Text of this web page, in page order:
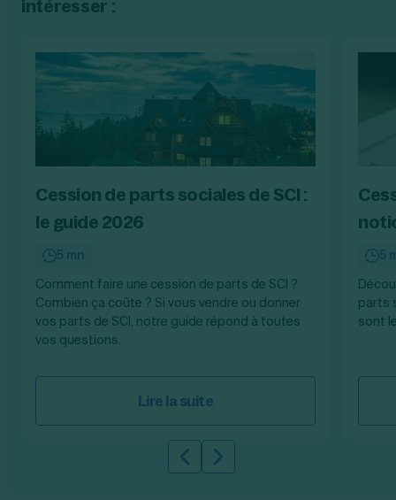
intéresser :
Cession de parts sociales de SCI :
le guide 2026
5 mn
Comment faire une cession de parts de SCI ?
Combien ça coûte ? Si vous vendre ou donner
vos parts de SCI, notre guide répond à toutes
vos questions.
Lire la suite
5
parts
sont
Slide précédente
Slide suivante